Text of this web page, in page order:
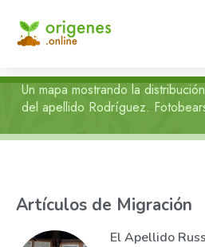
Un mapa mostrando la
del apellido Rodríguez.
Artículos de Migración
El Apellido